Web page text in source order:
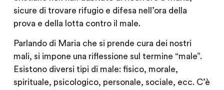
sicure di trovare rifugio e difesa nell’ora della
prova e della lotta contro il male.
Parlando di Maria che si prende cura dei nostri
mali, si impone una riflessione sul termine “male”.
Esistono diversi tipi di male: fisico, morale,
spirituale, psicologico, personale, sociale, ecc. C’è